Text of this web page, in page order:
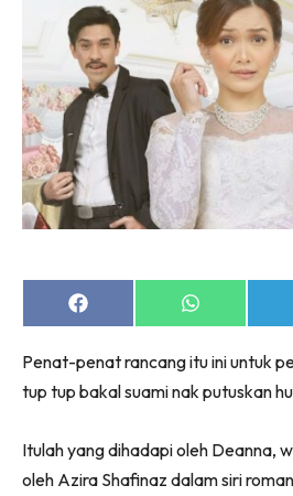
Share
on
Share
on
Penat-penat rancang itu ini untuk
tup tup bakal suami nak putuskan
Itulah yang dihadapi oleh Deanna,
oleh Azira Shafinaz dalam siri